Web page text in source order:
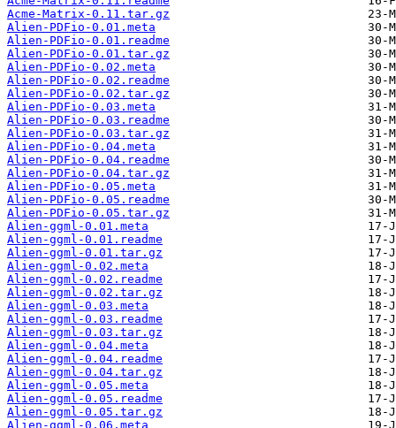
Acme-Matrix-0.11.tar.gz
Alien-PDFio-0.01.meta
Alien-PDFio-0.01.readme
Alien-PDFio-0.01.tar.gz
Alien-PDFio-0.02.meta
Alien-PDFio-0.02.readme
Alien-PDFio-0.02.tar.gz
Alien-PDFio-0.03.meta
Alien-PDFio-0.03.readme
Alien-PDFio-0.03.tar.gz
Alien-PDFio-0.04.meta
Alien-PDFio-0.04.readme
Alien-PDFio-0.04.tar.gz
Alien-PDFio-0.05.meta
Alien-PDFio-0.05.readme
Alien-PDFio-0.05.tar.gz
Alien-ggml-0.01.meta
Alien-ggml-0.01.readme
Alien-ggml-0.01.tar.gz
Alien-ggml-0.02.meta
Alien-ggml-0.02.readme
Alien-ggml-0.02.tar.gz
Alien-ggml-0.03.meta
Alien-ggml-0.03.readme
Alien-ggml-0.03.tar.gz
Alien-ggml-0.04.meta
Alien-ggml-0.04.readme
Alien-ggml-0.04.tar.gz
Alien-ggml-0.05.meta
Alien-ggml-0.05.readme
Alien-ggml-0.05.tar.gz
Alien-ggml-0.06.meta